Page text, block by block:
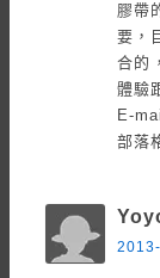
膠帶
要，
合的
體驗
E-
部落